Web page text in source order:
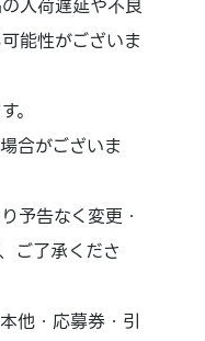
入荷遅延や不良
能性がございま
。
合がございま
予告なく変更・
ご了承くださ
他・応募券・引